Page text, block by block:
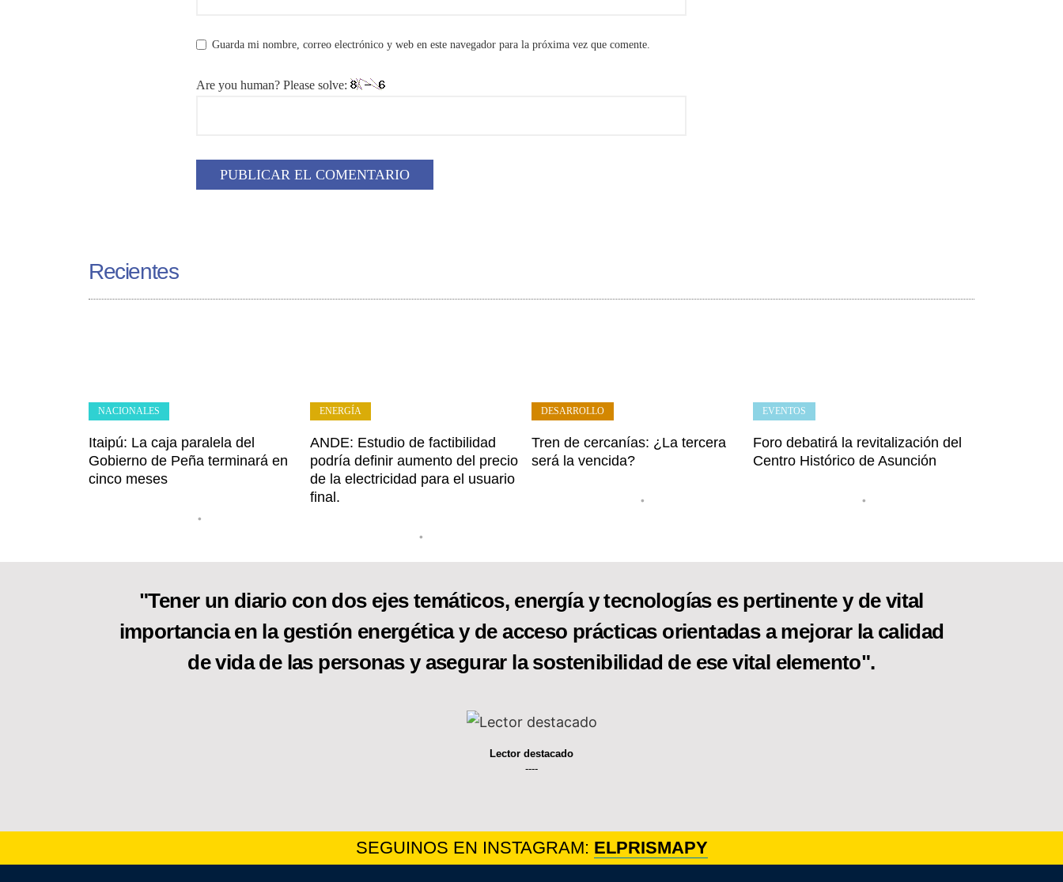
Guarda mi nombre, correo electrónico y web en este navegador para la próxima vez que comente.
Are you human? Please solve:
Recientes
Itaipú: La caja paralela del
Gobierno de Peña terminará en
cinco meses
•
NACIONALES
ANDE: Estudio de factibilidad
podría definir aumento del precio
de la electricidad para el usuario
final.
•
ENERGÍA
Tren de cercanías: ¿La tercera
será la vencida?
•
DESARROLLO
Foro debatirá la revitalización del
Centro Histórico de Asunción
•
EVENTOS
"Tener un diario con dos ejes temáticos, energía y tecnologías es pertinente y de vital
importancia en la gestión energética y de acceso prácticas orientadas a mejorar la calidad
de vida de las personas y asegurar la sostenibilidad de ese vital elemento".
Lector destacado
----
SEGUINOS EN INSTAGRAM: ELPRISMAPY